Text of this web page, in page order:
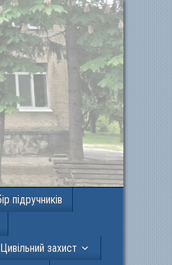
підручників
Цивільний захист